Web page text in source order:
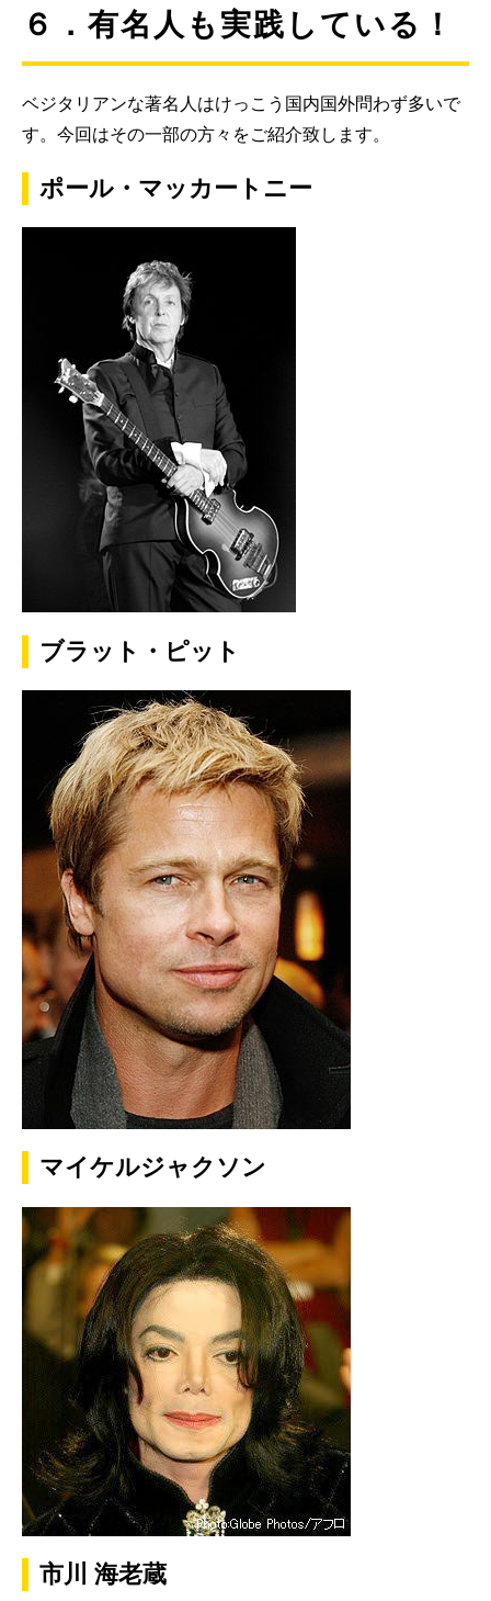
６．有名人も実践している！
ベジタリアンな著名人はけっこう国内国外問わず多いで
す。今回はその一部の方々をご紹介致します。
ポール・マッカートニー
ブラット・ピット
マイケルジャクソン
市川 海老蔵